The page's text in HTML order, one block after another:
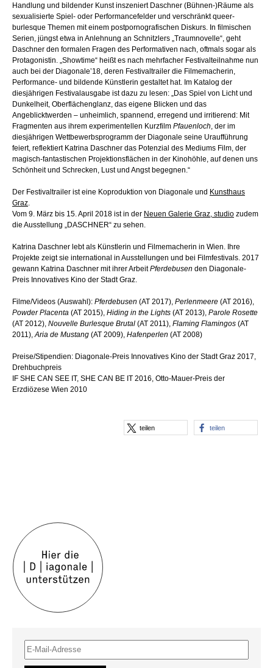
Handlung und bildender Kunst inszeniert Daschner (Bühnen-)Räume als
sexualisierte Spiel- oder Performancefelder und verschränkt queer-
burlesque Themen mit einem postpornografischen Diskurs. In filmischen
Serien, jüngst etwa in Anlehnung an Schnitzlers „Traumnovelle“, geht
Daschner den formalen Fragen des Performativen nach, oftmals sogar als
Protagonistin. „Showtime“ heißt es nach mehrfacher Festivalteilnahme nun
auch bei der Diagonale’18, deren Festivaltrailer die Filmemacherin,
Performance- und bildende Künstlerin gestaltet hat. Im Katalog der
diesjährigen Festivalausgabe ist dazu zu lesen: „Das Spiel von Licht und
Dunkelheit, Oberflächenglanz, das eigene Blicken und das
Angeblicktwerden – unheimlich, spannend, erregend und irritierend: Mit
Fragmenten aus ihrem experimentellen Kurzfilm Pfauenloch, der im
diesjährigen Wettbewerbsprogramm der Diagonale seine Uraufführung
feiert, reflektiert Katrina Daschner das Potenzial des Mediums Film, der
magisch-fantastischen Projektionsflächen in der Kinohöhle, auf denen uns
Schönheit und Schrecken, Lust und Angst begegnen.“
Der Festivaltrailer ist eine Koproduktion von Diagonale und Kunsthaus
Graz.
Vom 9. März bis 15. April 2018 ist in der Neuen Galerie Graz, studio zudem
die Ausstellung „DASCHNER“ zu sehen.
Katrina Daschner lebt als Künstlerin und Filmemacherin in Wien. Ihre
Projekte zeigt sie international in Ausstellungen und bei Filmfestivals. 2017
gewann Katrina Daschner mit ihrer ArbeitPferdebusen den Diagonale-
Preis Innovatives Kino der Stadt Graz.
Filme/Videos (Auswahl): Pferdebusen (AT 2017), Perlenmeere (AT 2016),
Powder Placenta (AT 2015), Hiding in the Lights (AT 2013), Parole Rosette
(AT 2012), Nouvelle Burlesque Brutal (AT 2011), Flaming Flamingos (AT
2011),Aria de Mustang (AT 2009), Hafenperlen (AT 2008)
Preise/Stipendien: Diagonale-Preis Innovatives Kino der Stadt Graz 2017,
Drehbuchpreis
IF SHE CAN SEE IT, SHE CAN BE IT 2016, Otto-Mauer-Preis der
Erzdiözese Wien 2010
teilen teilen